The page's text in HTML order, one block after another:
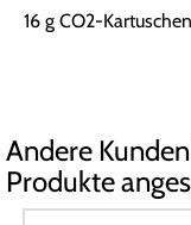
16 g CO2-
Andere
Produkte